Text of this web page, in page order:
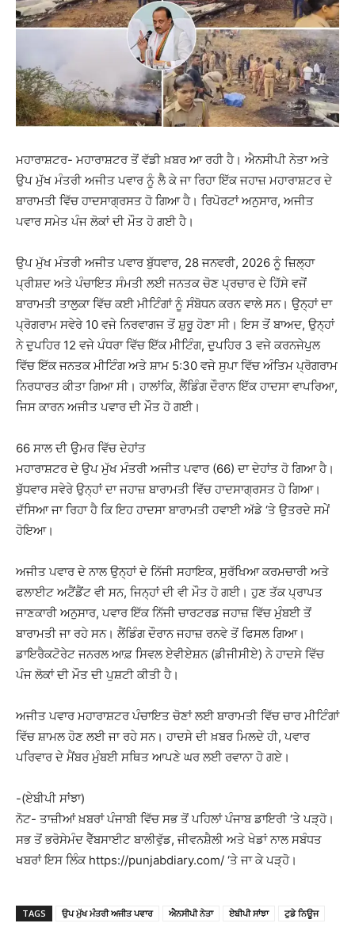
ਮਹਾਰਾਸ਼ਟਰ- ਮਹਾਰਾਸ਼ਟਰ ਤੋਂ ਵੱਡੀ ਖ਼ਬਰ ਆ ਰਹੀ ਹੈ। ਐਨਸੀਪੀ ਨੇਤਾ ਅਤੇ
ਉਪ ਮੁੱਖ ਮੰਤਰੀ ਅਜੀਤ ਪਵਾਰ ਨੂੰ ਲੈ ਕੇ ਜਾ ਰਿਹਾ ਇੱਕ ਜਹਾਜ਼ ਮਹਾਰਾਸ਼ਟਰ ਦੇ
ਬਾਰਾਮਤੀ ਵਿੱਚ ਹਾਦਸਾਗ੍ਰਸਤ ਹੋ ਗਿਆ ਹੈ। ਰਿਪੋਰਟਾਂ ਅਨੁਸਾਰ, ਅਜੀਤ
ਪਵਾਰ ਸਮੇਤ ਪੰਜ ਲੋਕਾਂ ਦੀ ਮੌਤ ਹੋ ਗਈ ਹੈ।
ਉਪ ਮੁੱਖ ਮੰਤਰੀ ਅਜੀਤ ਪਵਾਰ ਬੁੱਧਵਾਰ, 28 ਜਨਵਰੀ, 2026 ਨੂੰ ਜ਼ਿਲ੍ਹਾ
ਪ੍ਰੀਸ਼ਦ ਅਤੇ ਪੰਚਾਇਤ ਸੰਮਤੀ ਲਈ ਜਨਤਕ ਚੋਣ ਪ੍ਰਚਾਰ ਦੇ ਹਿੱਸੇ ਵਜੋਂ
ਬਾਰਾਮਤੀ ਤਾਲੁਕਾ ਵਿੱਚ ਕਈ ਮੀਟਿੰਗਾਂ ਨੂੰ ਸੰਬੋਧਨ ਕਰਨ ਵਾਲੇ ਸਨ। ਉਨ੍ਹਾਂ ਦਾ
ਪ੍ਰੋਗਰਾਮ ਸਵੇਰੇ 10 ਵਜੇ ਨਿਰਵਾਗਜ ਤੋਂ ਸ਼ੁਰੂ ਹੋਣਾ ਸੀ। ਇਸ ਤੋਂ ਬਾਅਦ, ਉਨ੍ਹਾਂ
ਨੇ ਦੁਪਹਿਰ 12 ਵਜੇ ਪੰਧਰਾ ਵਿੱਚ ਇੱਕ ਮੀਟਿੰਗ, ਦੁਪਹਿਰ 3 ਵਜੇ ਕਰਨਜੇਪੁਲ
ਵਿੱਚ ਇੱਕ ਜਨਤਕ ਮੀਟਿੰਗ ਅਤੇ ਸ਼ਾਮ 5:30 ਵਜੇ ਸੁਪਾ ਵਿੱਚ ਅੰਤਿਮ ਪ੍ਰੋਗਰਾਮ
ਨਿਰਧਾਰਤ ਕੀਤਾ ਗਿਆ ਸੀ। ਹਾਲਾਂਕਿ, ਲੈਂਡਿੰਗ ਦੌਰਾਨ ਇੱਕ ਹਾਦਸਾ ਵਾਪਰਿਆ,
ਜਿਸ ਕਾਰਨ ਅਜੀਤ ਪਵਾਰ ਦੀ ਮੌਤ ਹੋ ਗਈ।
66 ਸਾਲ ਦੀ ਉਮਰ ਵਿੱਚ ਦੇਹਾਂਤ
ਮਹਾਰਾਸ਼ਟਰ ਦੇ ਉਪ ਮੁੱਖ ਮੰਤਰੀ ਅਜੀਤ ਪਵਾਰ (66) ਦਾ ਦੇਹਾਂਤ ਹੋ ਗਿਆ ਹੈ।
ਬੁੱਧਵਾਰ ਸਵੇਰੇ ਉਨ੍ਹਾਂ ਦਾ ਜਹਾਜ਼ ਬਾਰਾਮਤੀ ਵਿੱਚ ਹਾਦਸਾਗ੍ਰਸਤ ਹੋ ਗਿਆ।
ਦੱਸਿਆ ਜਾ ਰਿਹਾ ਹੈ ਕਿ ਇਹ ਹਾਦਸਾ ਬਾਰਾਮਤੀ ਹਵਾਈ ਅੱਡੇ ‘ਤੇ ਉਤਰਦੇ ਸਮੇਂ
ਹੋਇਆ।
ਅਜੀਤ ਪਵਾਰ ਦੇ ਨਾਲ ਉਨ੍ਹਾਂ ਦੇ ਨਿੱਜੀ ਸਹਾਇਕ, ਸੁਰੱਖਿਆ ਕਰਮਚਾਰੀ ਅਤੇ
ਫਲਾਈਟ ਅਟੈਂਡੈਂਟ ਵੀ ਸਨ, ਜਿਨ੍ਹਾਂ ਦੀ ਵੀ ਮੌਤ ਹੋ ਗਈ। ਹੁਣ ਤੱਕ ਪ੍ਰਾਪਤ
ਜਾਣਕਾਰੀ ਅਨੁਸਾਰ, ਪਵਾਰ ਇੱਕ ਨਿੱਜੀ ਚਾਰਟਰਡ ਜਹਾਜ਼ ਵਿੱਚ ਮੁੰਬਈ ਤੋਂ
ਬਾਰਾਮਤੀ ਜਾ ਰਹੇ ਸਨ। ਲੈਂਡਿੰਗ ਦੌਰਾਨ ਜਹਾਜ਼ ਰਨਵੇ ਤੋਂ ਫਿਸਲ ਗਿਆ।
ਡਾਇਰੈਕਟੋਰੇਟ ਜਨਰਲ ਆਫ਼ ਸਿਵਲ ਏਵੀਏਸ਼ਨ (ਡੀਜੀਸੀਏ) ਨੇ ਹਾਦਸੇ ਵਿੱਚ
ਪੰਜ ਲੋਕਾਂ ਦੀ ਮੌਤ ਦੀ ਪੁਸ਼ਟੀ ਕੀਤੀ ਹੈ।
ਅਜੀਤ ਪਵਾਰ ਮਹਾਰਾਸ਼ਟਰ ਪੰਚਾਇਤ ਚੋਣਾਂ ਲਈ ਬਾਰਾਮਤੀ ਵਿੱਚ ਚਾਰ ਮੀਟਿੰਗਾਂ
ਵਿੱਚ ਸ਼ਾਮਲ ਹੋਣ ਲਈ ਜਾ ਰਹੇ ਸਨ। ਹਾਦਸੇ ਦੀ ਖ਼ਬਰ ਮਿਲਦੇ ਹੀ, ਪਵਾਰ
ਪਰਿਵਾਰ ਦੇ ਮੈਂਬਰ ਮੁੰਬਈ ਸਥਿਤ ਆਪਣੇ ਘਰ ਲਈ ਰਵਾਨਾ ਹੋ ਗਏ।
-(ਏਬੀਪੀ ਸਾਂਝਾ)
ਨੋਟ- ਤਾਜ਼ੀਆਂ ਖ਼ਬਰਾਂ ਪੰਜਾਬੀ ਵਿੱਚ ਸਭ ਤੋਂ ਪਹਿਲਾਂ ਪੰਜਾਬ ਡਾਇਰੀ ‘ਤੇ ਪੜ੍ਹੋ।
ਸਭ ਤੋਂ ਭਰੋਸੇਮੰਦ ਵੈੱਬਸਾਈਟ ਬਾਲੀਵੁੱਡ, ਜੀਵਨਸ਼ੈਲੀ ਅਤੇ ਖੇਡਾਂ ਨਾਲ ਸਬੰਧਤ
ਖਬਰਾਂ ਇਸ ਲਿੰਕ https://punjabdiary.com/ ‘ਤੇ ਜਾ ਕੇ ਪੜ੍ਹੋ।
TAGS ਉਪ ਮੁੱਖ ਮੰਤਰੀ ਅਜੀਤ ਪਵਾਰ ਐਨਸੀਪੀ ਨੇਤਾ ਏਬੀਪੀ ਸਾਂਝਾ ਟੁਡੇ ਨਿਊਜ